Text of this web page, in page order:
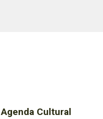
Agenda Cultural